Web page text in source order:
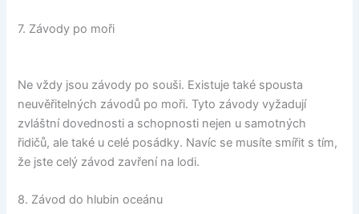
7. Závody po moři
Ne vždy jsou závody po souši. Existuje také spousta
neuvěřitelných závodů po moři. Tyto závody vyžadují
zvláštní dovednosti a schopnosti nejen u samotných
řidičů, ale také u celé posádky. Navíc se musíte smířit s tím,
že jste celý závod zavření na lodi.
8. Závod do hlubin oceánu